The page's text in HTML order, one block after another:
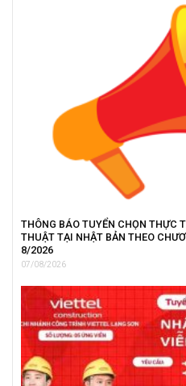
THÔNG BÁO TUYỂN CHỌN THỰC
THUẬT TẠI NHẬT BẢN THEO
8/2026
07/08/2026